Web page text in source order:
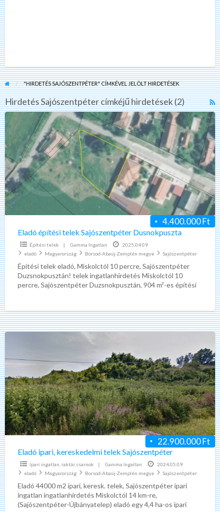
"HIRDETÉS SAJÓSZENTPÉTER" CÍMKÉVEL JELÖLT HIRDETÉSEK
Hirdetés Sajószentpéter címkéjű hirdetések (2)
Eladó
építési
telek
Sajószentpéter
Dusnokpuszta
4.400.000 Ft
Eladó építési telek Sajószentpéter Dusnokpuszta
Építési telek | Gamma Ingatlan
2025.04.09
eladó
Magyarország Borsod-Abaúj-Zemplén megye Sajószentpéter
Építési telek eladó, Miskolctól 10 percre, Sajószentpéter
Duzsnokpusztán! telek ingatlanhirdetés Miskolctól 10
percre, Sajószentpéter Duzsnokpusztán, 904 m²-es építési
Eladó
ipari,
kereskedelmi
telek
Sajószentpéter
22.900.000 Ft
Eladó ipari, kereskedelmi telek Sajószentpéter
Ipari ingatlan, raktár, csarnok | Gamma Ingatlan
2024.05.09
eladó
Magyarország Borsod-Abaúj-Zemplén megye Sajószentpéter
Eladó 44000 m2 ipari, keresk. telek, Sajószentpéter ipari
ingatlan ingatlanhirdetés Miskolctól 14 km-re,
(Sajószentpéter-Újbányatelep) eladó egy 4,4 ha-os ipari